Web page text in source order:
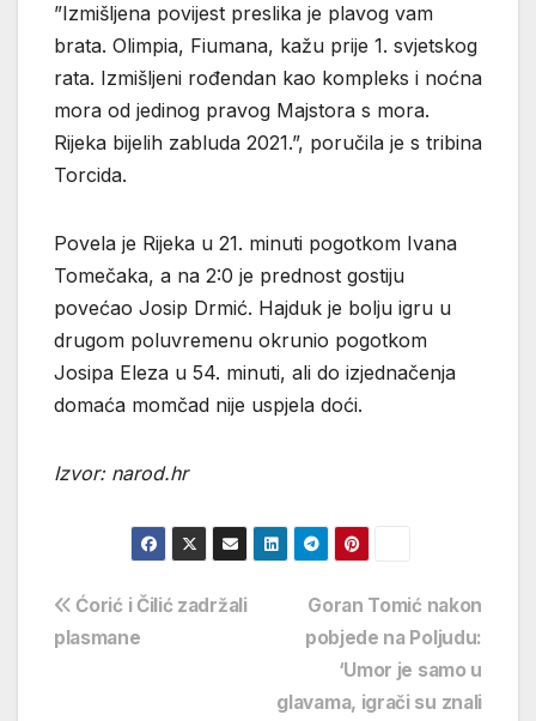
”Izmišljena povijest preslika je plavog vam
brata. Olimpia, Fiumana, kažu prije 1. svjetskog
rata. Izmišljeni rođendan kao kompleks i noćna
mora od jedinog pravog Majstora s mora.
Rijeka bijelih zabluda 2021.”, poručila je s tribina
Torcida.
Povela je Rijeka u 21. minuti pogotkom Ivana
Tomečaka, a na 2:0 je prednost gostiju
povećao Josip Drmić. Hajduk je bolju igru u
drugom poluvremenu okrunio pogotkom
Josipa Eleza u 54. minuti, ali do izjednačenja
domaća momčad nije uspjela doći.
Izvor: narod.hr
Navigacija
objava
Goran Tomić nakon
pobjede na Poljudu:
‘Umor je samo u
glavama, igrači su znali
Ćorić i Čilić zadržali
plasmane